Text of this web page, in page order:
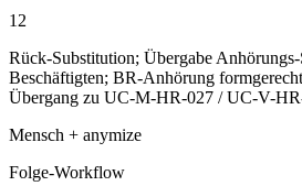
12
Rück-Substitution; Übergabe Anhörungs-
Beschäftigten; BR-Anhörung
Übergang zu UC-M-HR-027 / UC-V-
Mensch + anymize
Folge-Workflow